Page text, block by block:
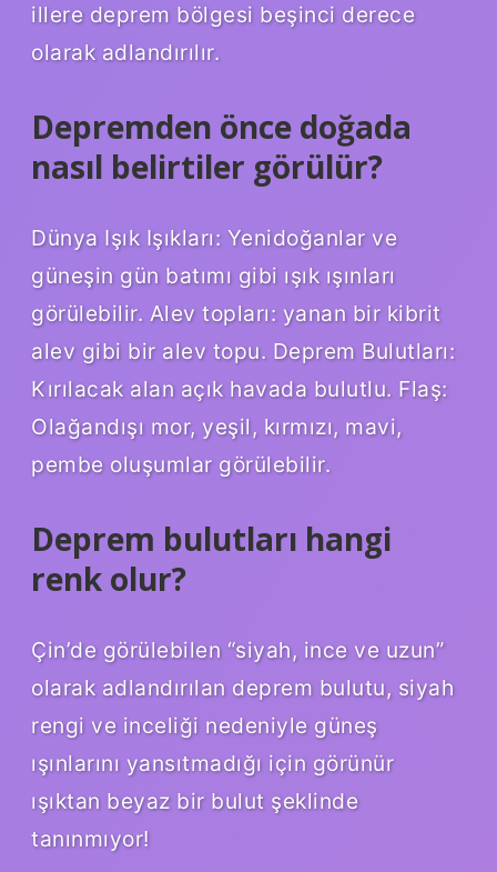
illere deprem bölgesi beşinci derece
olarak adlandırılır.
Depremden önce doğada
nasıl belirtiler görülür?
Dünya Işık Işıkları: Yenidoğanlar ve
güneşin gün batımı gibi ışık ışınları
görülebilir. Alev topları: yanan bir kibrit
alev gibi bir alev topu. Deprem Bulutları:
Kırılacak alan açık havada bulutlu. Flaş:
Olağandışı mor, yeşil, kırmızı, mavi,
pembe oluşumlar görülebilir.
Deprem bulutları hangi
renk olur?
Çin’de görülebilen “siyah, ince ve uzun”
olarak adlandırılan deprem bulutu, siyah
rengi ve inceliği nedeniyle güneş
ışınlarını yansıtmadığı için görünür
ışıktan beyaz bir bulut şeklinde
tanınmıyor!